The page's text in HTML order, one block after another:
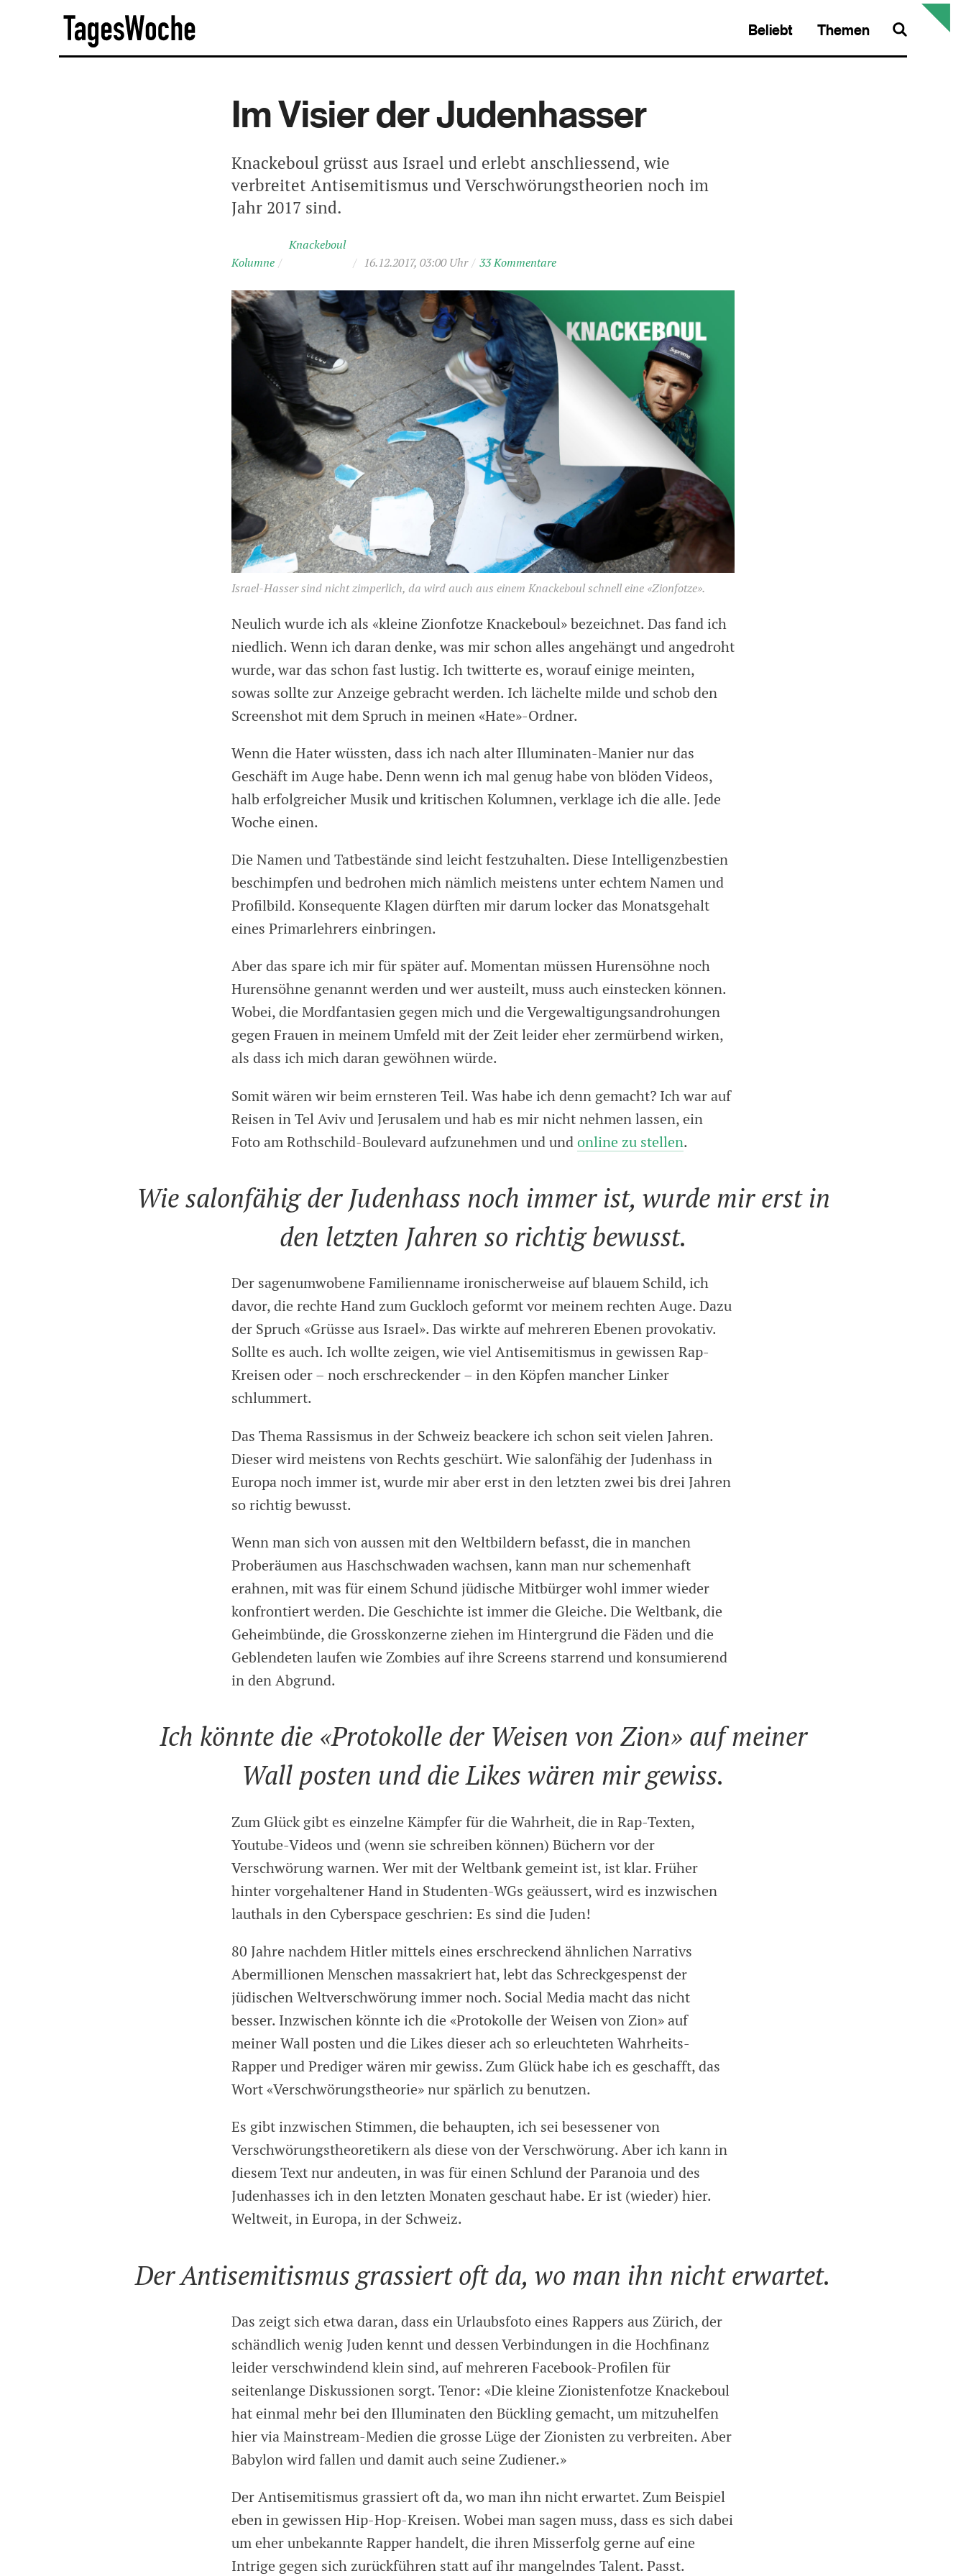
Beliebt Themen
Im Visier der Judenhasser
Knackeboul grüsst aus Israel und erlebt anschliessend, wie
verbreitet Antisemitismus und Verschwörungstheorien noch im
Jahr 2017 sind.
Kolumne /
Knackeboul
/ 16.12.2017, 03:00 Uhr / 33 Kommentare
Israel-Hasser sind nicht zimperlich, da wird auch aus einem Knackeboul schnell eine «Zionfotze».
Neulich wurde ich als «kleine Zionfotze Knackeboul» bezeichnet. Das fand ich
niedlich. Wenn ich daran denke, was mir schon alles angehängt und angedroht
wurde, war das schon fast lustig. Ich twitterte es, worauf einige meinten,
sowas sollte zur Anzeige gebracht werden. Ich lächelte milde und schob den
Screenshot mit dem Spruch in meinen «Hate»-Ordner.
Wenn die Hater wüssten, dass ich nach alter Illuminaten-Manier nur das
Geschäft im Auge habe. Denn wenn ich mal genug habe von blöden Videos,
halb erfolgreicher Musik und kritischen Kolumnen, verklage ich die alle. Jede
Woche einen.
Die Namen und Tatbestände sind leicht festzuhalten. Diese Intelligenzbestien
beschimpfen und bedrohen mich nämlich meistens unter echtem Namen und
Profilbild. Konsequente Klagen dürften mir darum locker das Monatsgehalt
eines Primarlehrers einbringen.
Aber das spare ich mir für später auf. Momentan müssen Hurensöhne noch
Hurensöhne genannt werden und wer austeilt, muss auch einstecken können.
Wobei, die Mordfantasien gegen mich und die Vergewaltigungsandrohungen
gegen Frauen in meinem Umfeld mit der Zeit leider eher zermürbend wirken,
als dass ich mich daran gewöhnen würde.
Somit wären wir beim ernsteren Teil. Was habe ich denn gemacht? Ich war auf
Reisen in Tel Aviv und Jerusalem und hab es mir nicht nehmen lassen, ein
Foto am Rothschild-Boulevard aufzunehmen und undonline zu stellen.
Wie salonfähig der Judenhass noch immer ist, wurde mir erst in
den letzten Jahren so richtig bewusst.
Der sagenumwobene Familienname ironischerweise auf blauem Schild, ich
davor, die rechte Hand zum Guckloch geformt vor meinem rechten Auge. Dazu
der Spruch «Grüsse aus Israel». Das wirkte auf mehreren Ebenen provokativ.
Sollte es auch. Ich wollte zeigen, wie viel Antisemitismus in gewissen Rap-
Kreisen oder – noch erschreckender – in den Köpfen mancher Linker
schlummert.
Das Thema Rassismus in der Schweiz beackere ich schon seit vielen Jahren.
Dieser wird meistens von Rechts geschürt. Wie salonfähig der Judenhass in
Europa noch immer ist, wurde mir aber erst in den letzten zwei bis drei Jahren
so richtig bewusst.
Wenn man sich von aussen mit den Weltbildern befasst, die in manchen
Proberäumen aus Haschschwaden wachsen, kann man nur schemenhaft
erahnen, mit was für einem Schund jüdische Mitbürger wohl immer wieder
konfrontiert werden. Die Geschichte ist immer die Gleiche. Die Weltbank, die
Geheimbünde, die Grosskonzerne ziehen im Hintergrund die Fäden und die
Geblendeten laufen wie Zombies auf ihre Screens starrend und konsumierend
in den Abgrund.
Ich könnte die «Protokolle der Weisen von Zion» auf meiner
Wall posten und die Likes wären mir gewiss.
Zum Glück gibt es einzelne Kämpfer für die Wahrheit, die in Rap-Texten,
Youtube-Videos und (wenn sie schreiben können) Büchern vor der
Verschwörung warnen. Wer mit der Weltbank gemeint ist, ist klar. Früher
hinter vorgehaltener Hand in Studenten-WGs geäussert, wird es inzwischen
lauthals in den Cyberspace geschrien: Es sind die Juden!
80 Jahre nachdem Hitler mittels eines erschreckend ähnlichen Narrativs
Abermillionen Menschen massakriert hat, lebt das Schreckgespenst der
jüdischen Weltverschwörung immer noch. Social Media macht das nicht
besser. Inzwischen könnte ich die «Protokolle der Weisen von Zion» auf
meiner Wall posten und die Likes dieser ach so erleuchteten Wahrheits-
Rapper und Prediger wären mir gewiss. Zum Glück habe ich es geschafft, das
Wort «Verschwörungstheorie» nur spärlich zu benutzen.
Es gibt inzwischen Stimmen, die behaupten, ich sei besessener von
Verschwörungstheoretikern als diese von der Verschwörung. Aber ich kann in
diesem Text nur andeuten, in was für einen Schlund der Paranoia und des
Judenhasses ich in den letzten Monaten geschaut habe. Er ist (wieder) hier.
Weltweit, in Europa, in der Schweiz.
Der Antisemitismus grassiert oft da, wo man ihn nicht erwartet.
Das zeigt sich etwa daran, dass ein Urlaubsfoto eines Rappers aus Zürich, der
schändlich wenig Juden kennt und dessen Verbindungen in die Hochfinanz
leider verschwindend klein sind, auf mehreren Facebook-Profilen für
seitenlange Diskussionen sorgt. Tenor: «Die kleine Zionistenfotze Knackeboul
hat einmal mehr bei den Illuminaten den Bückling gemacht, um mitzuhelfen
hier via Mainstream-Medien die grosse Lüge der Zionisten zu verbreiten. Aber
Babylon wird fallen und damit auch seine Zudiener.»
Der Antisemitismus grassiert oft da, wo man ihn nicht erwartet. Zum Beispiel
eben in gewissen Hip-Hop-Kreisen. Wobei man sagen muss, dass es sich dabei
um eher unbekannte Rapper handelt, die ihren Misserfolg gerne auf eine
Intrige gegen sich zurückführen statt auf ihr mangelndes Talent. Passt.